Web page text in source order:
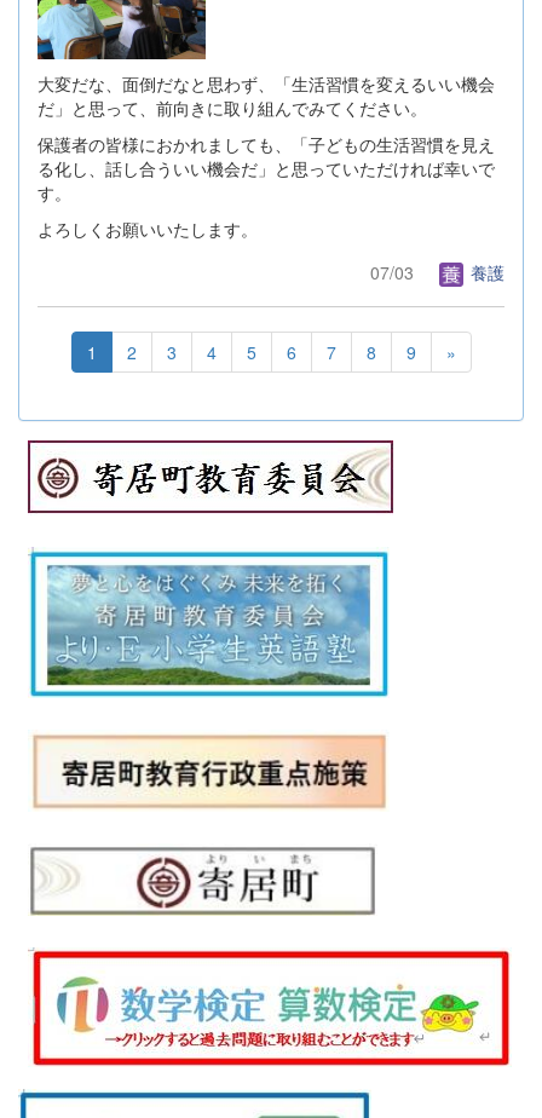
大変だな、面倒だなと思わず、「生活習慣を変えるいい機会
だ」と思って、前向きに取り組んでみてください。
保護者の皆様におかれましても、「子どもの生活習慣を見え
る化し、話し合ういい機会だ」と思っていただければ幸いで
す。
よろしくお願いいたします。
07/03
養護
1 2 3 4 5 6 7 8 9 »